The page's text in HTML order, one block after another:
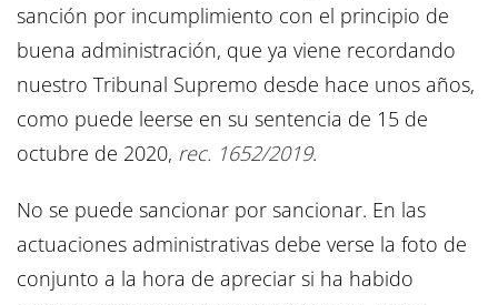
sanción por incumplimiento con el principio de
buena administración, que ya viene recordando
nuestro Tribunal Supremo desde hace unos años,
como puede leerse en su sentencia de 15 de
octubre de 2020, rec. 1652/2019.
No se puede sancionar por sancionar. En las
actuaciones administrativas debe verse la foto de
conjunto a la hora de apreciar si ha habido